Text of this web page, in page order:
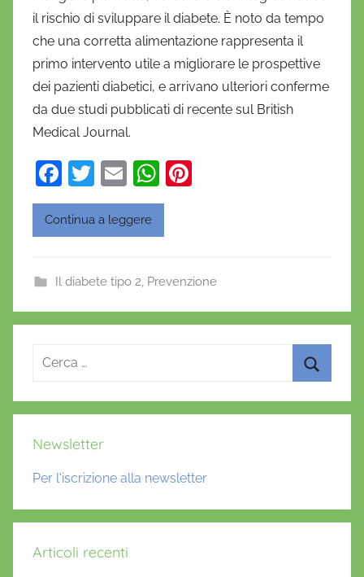
D
a
n
i
e
l
'
r
il rischio di sviluppare il diabete. È noto da tempo
che una corretta alimentazione rappresenta il
primo intervento utile a migliorare le prospettive
dei pazienti diabetici, e arrivano ulteriori conferme
da due studi pubblicati di recente sul British
Medical Journal.
F
a
c
b
o
k
T
w
itt
E
m
ai
W
h
A
p
st
Continua a leggere
Il diabete tipo 2, Prevenzione
Ricerca
Newsletter
Per l'iscrizione alla newsletter
Articoli recenti